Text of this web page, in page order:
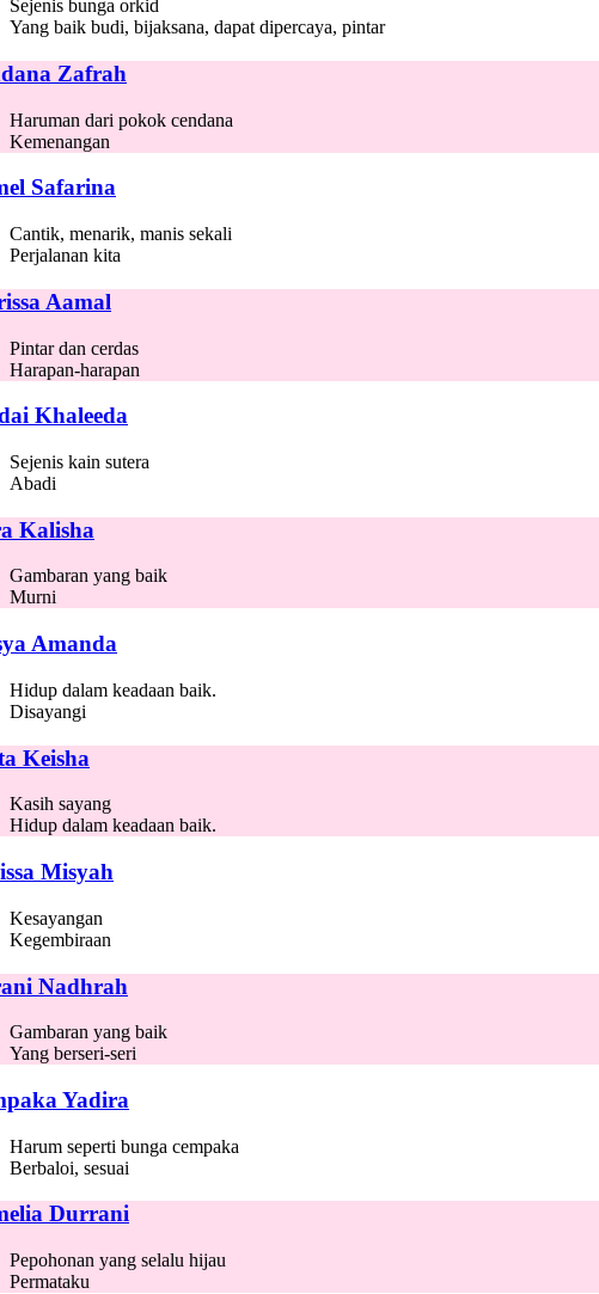
Sejenis bunga orkid
Yang baik budi, bijaksana, dapat dipercaya, pintar
Zafrah
Haruman dari pokok cendana
Kemenangan
Safarina
Cantik, menarik, manis sekali
Perjalanan kita
Aamal
Pintar dan cerdas
Harapan-harapan
Khaleeda
Sejenis kain sutera
Abadi
Kalisha
Gambaran yang baik
Murni
Amanda
Hidup dalam keadaan baik.
Disayangi
Keisha
Kasih sayang
Hidup dalam keadaan baik.
Misyah
Kesayangan
Kegembiraan
Nadhrah
Gambaran yang baik
Yang berseri-seri
Yadira
Harum seperti bunga cempaka
Berbaloi, sesuai
Durrani
Pepohonan yang selalu hijau
Permataku